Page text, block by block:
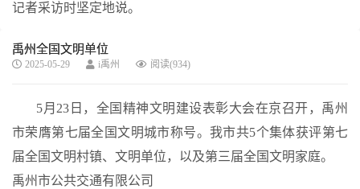
记者采访时坚定地说。
禹州全国文明单位
2025-05-29 i禹州 阅读(934)
5月23日，全国精神文明建设表彰大会在京召开，禹州
市荣膺第七届全国文明城市称号。我市共5个集体获评第七
届全国文明村镇、文明单位，以及第三届全国文明家庭。
禹州市公共交通有限公司